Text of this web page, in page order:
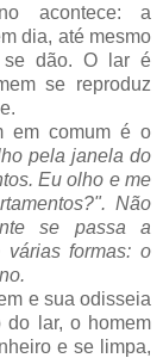
acontece: a
dia, até mesmo
se dão. O lar é
se reproduz
em comum é o
pela janela do
Eu olho e me
Não
se passa a
formas: o
e sua odisseia
do lar, o homem
e se limpa,